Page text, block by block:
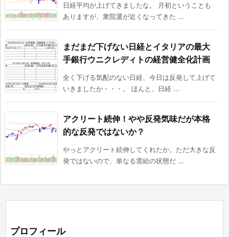
日経平均が上げてきましたな。 月初ということも
ありますが、衆院選が近くなってきた ...
まだまだ下げない日経とイタリアの最大
手銀行ウニクレディトの経営健全化計画
全く下げる気配のない日経、今日は反発して上げて
いきましたか・・・。 ほんと、日経 ...
アクリート続伸！やや反発気味だが本格
的な反発ではないか？
やっとアクリート続伸してくれたか。ただ大きな反
発ではないので、単なる需給の状態だ ...
プロフィール